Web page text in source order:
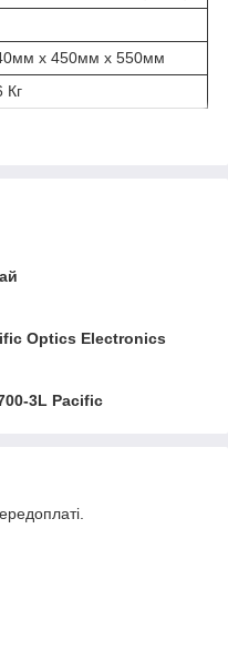
x 450мм x 550мм
Кг
Optics Electronics
3L Pacific